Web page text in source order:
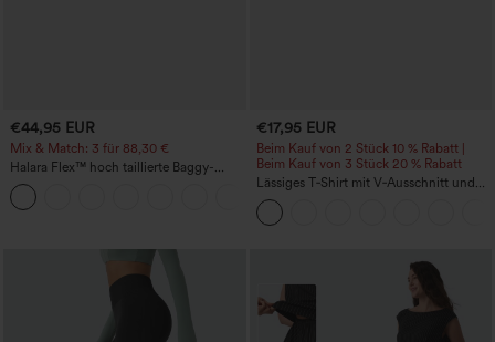
€44,95 EUR
Mix & Match: 3 für 88,30 €
Halara Flex™ hoch taillierte Baggy-
Jeans mit Taschen, weitem Bein,
stonewashed, lässig
€17,95 EUR
Beim Kauf von 2 Stück 10 % Rabatt |
Beim Kauf von 3 Stück 20 % Rabatt
Lässiges T‑Shirt mit V‑Ausschnitt und
kurzen Ärmeln